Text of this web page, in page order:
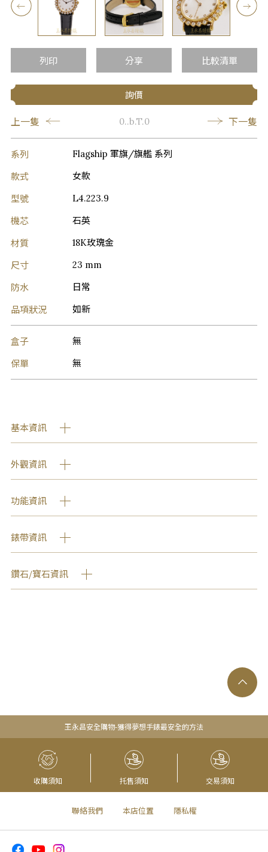
列印 分享 比較清單
詢價
上一隻 0..b.T.0 下一隻
系列 Flagship 軍旗/旗艦 系列
款式 女款
型號 L4.223.9
機芯 石英
材質 18K玫瑰金
尺寸 23 mm
防水 日常
品項狀況 如新
盒子 無
保單 無
基本資訊
外觀資訊
功能資訊
錶帶資訊
鑽石/寶石資訊
王永昌安全購物-獲得夢想手錶最安全的方法
收購須知 托售須知 交易須知
聯絡我們 本店位置 隱私權